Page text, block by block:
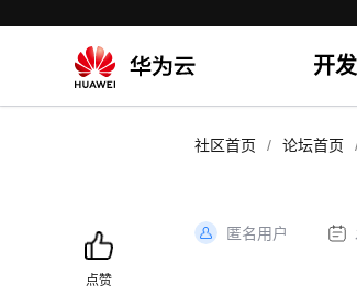
开
社区首页 / 论坛首页
点赞
匿名用户